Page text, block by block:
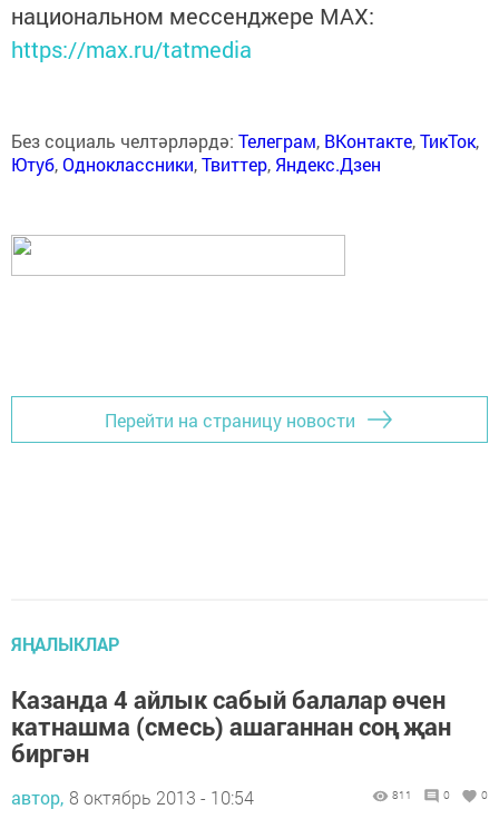
национальном мессенджере MАХ:
https://max.ru/tatmedia
Без социаль челтәрләрдә: Телеграм, ВКонтакте,ТикТок,
Ютуб,Одноклассники,Твиттер, Яндекс.Дзен
Перейти на страницу новости
ЯҢАЛЫКЛАР
Казанда 4 айлык сабый балалар өчен
катнашма (смесь) ашаганнан соң җан
биргән
автор, 8 октябрь 2013 - 10:54 811 0 0